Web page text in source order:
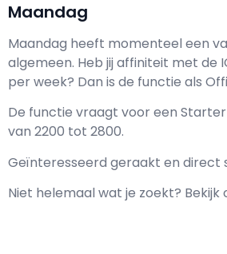
Maandag
Maandag heeft momenteel een
algemeen. Heb jij affiniteit met de
per week? Dan is de functie als
De functie vraagt voor een
van 2200 tot 2800.
Geïnteresseerd geraakt en direct
Niet helemaal wat je zoekt? Bekijk